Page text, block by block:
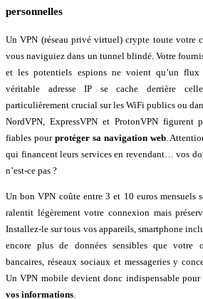
personnelles
Un VPN (réseau privé virtuel) crypte toute votre
vous naviguiez dans un tunnel blindé. Votre
et les potentiels espions ne voient qu’un
véritable adresse IP se cache derrière
particulièrement crucial sur les WiFi publics ou
NordVPN, ExpressVPN et ProtonVPN figurent
fiables pour protéger sa navigation web.
qui financent leurs services en revendant… vos
n’est-ce pas ?
Un bon VPN coûte entre 3 et 10 euros mensuels
ralentit légèrement votre connexion mais
Installez-le sur tous vos appareils, smartphone
encore plus de données sensibles que votre
bancaires, réseaux sociaux et messageries y
Un VPN mobile devient donc indispensable
vos informations